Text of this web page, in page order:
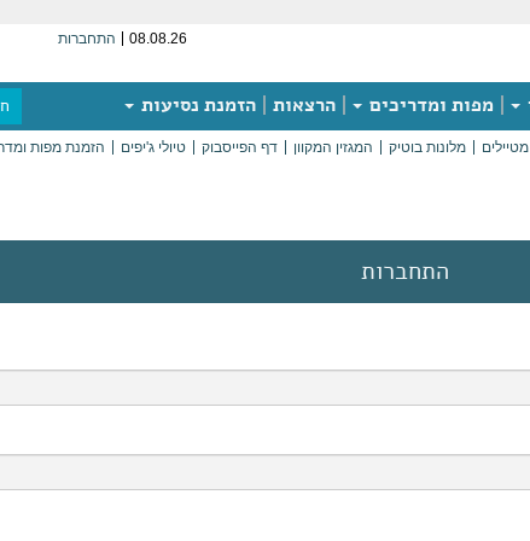
08.08.26 התחברות
מפות ומדריכים הרצאות הזמנת נסיעות
מלונות בוטיק המגזין המקוון דף הפייסבוק טיולי ג'יפים הזמנת מפות
התחברות